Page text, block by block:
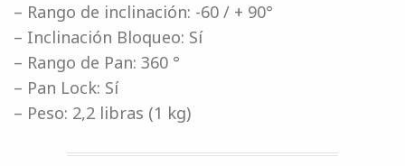
– Rango de inclinación: -60 / + 90°
– Inclinación Bloqueo: Sí
– Rango de Pan: 360 °
– Pan Lock: Sí
– Peso: 2,2 libras (1 kg)